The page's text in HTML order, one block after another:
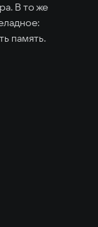
В то же
память.